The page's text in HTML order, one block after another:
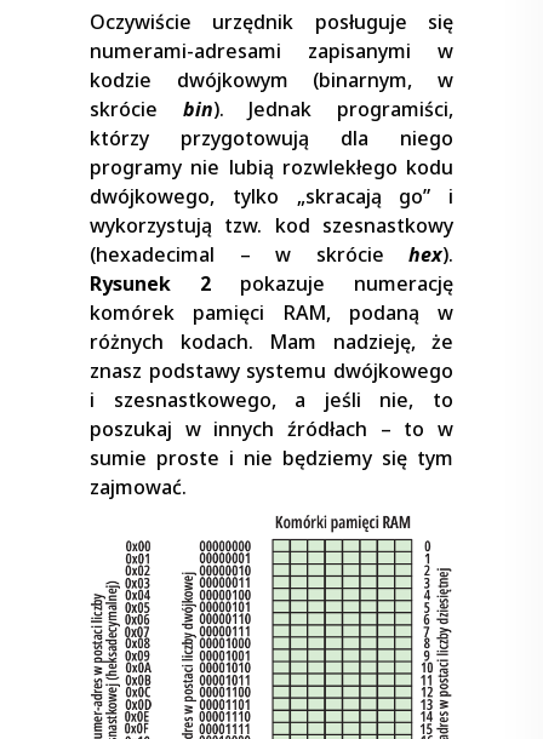
Oczywiście urzędnik posługuje się
numerami-adresami zapisanymi w
kodzie dwójkowym (binarnym, w
skrócie bin). Jednak programiści,
którzy przygotowują dla niego
programy nie lubią rozwlekłego kodu
dwójkowego, tylko „skracają go” i
wykorzystują tzw. kod szesnastkowy
(hexadecimal – w skrócie hex).
Rysunek 2 pokazuje numerację
komórek pamięci RAM, podaną w
różnych kodach. Mam nadzieję, że
znasz podstawy systemu dwójkowego
i szesnastkowego, a jeśli nie, to
poszukaj w innych źródłach – to w
sumie proste i nie będziemy się tym
zajmować.